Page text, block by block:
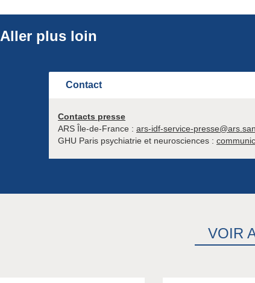
Aller plus loin
Contact
Contacts presse
ARS Île-de-France : ars-idf-service-
GHU Paris psychiatrie et neurosciences :
VOIR